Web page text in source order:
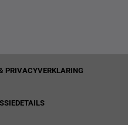
PRIVACYVERKLARING